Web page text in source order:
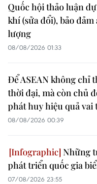
Quốc hội thảo luận
khí (sửa đổi), bảo
lượng
08/08/2026 01:33
Để ASEAN không chỉ
thời đại, mà còn chủ
phát huy hiệu quả vai
08/08/2026 00:39
Những
phát triển quốc gia
07/08/2026 23:55